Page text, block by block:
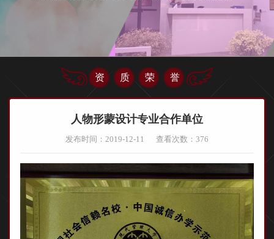
资质荣誉
人物形蒙设计专业合作单位
发布时间：2019-12-11 查看次数： 376